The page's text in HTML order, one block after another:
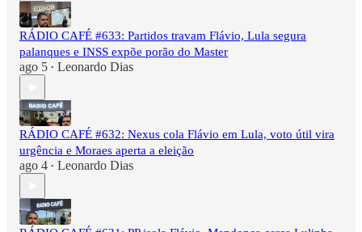
RÁDIO CAFÉ #633: Partidos travam Flávio, Lula segura
palanques e INSS expõe porão do Master
ago 5 • Leonardo Dias
RÁDIO CAFÉ #632: Nexus cola Flávio em Lula, voto útil vira
urgência e Moraes aperta a eleição
ago 4 • Leonardo Dias